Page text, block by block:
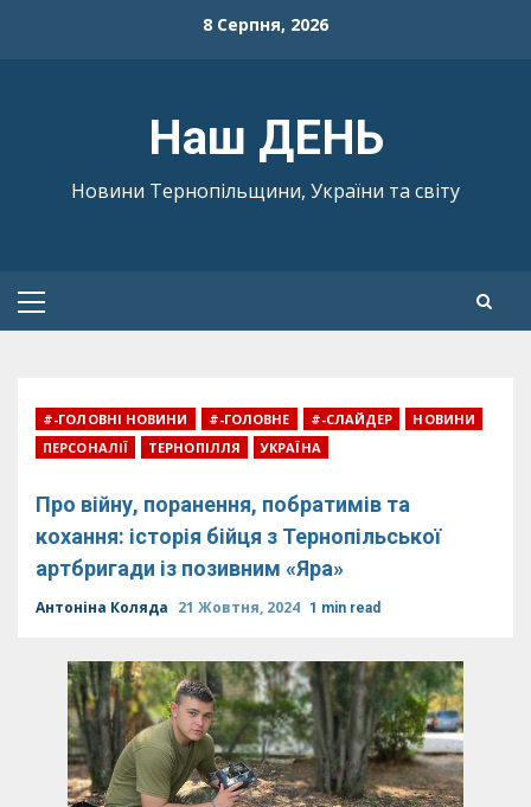
8 Серпня, 2026
Наш ДЕНЬ
Новини Тернопільщини, України та світу
Primary
#-ГОЛОВНІ НОВИНИ #-ГОЛОВНЕ #-СЛАЙДЕР
НОВИНИ
ПЕРСОНАЛІЇ
ТЕРНОПІЛЛЯ УКРАЇНА
Про війну, поранення, побратимів та
кохання: історія бійця з Тернопільської
артбригади із позивним «Яра»
Антоніна Коляда 21 Жовтня, 2024 1 min read